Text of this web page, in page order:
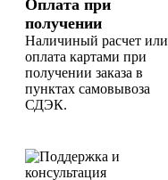
Оплата при
получении
Наличиный расчет или
оплата картами при
получении заказа в
пунктах самовывоза
СДЭК.